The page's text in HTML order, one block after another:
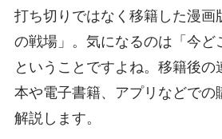
打ち切りではなく移籍した漫画
の戦場」。気になるのは「今ど
ということですよね。移籍後の
本や電子書籍、アプリなどでの
解説します。